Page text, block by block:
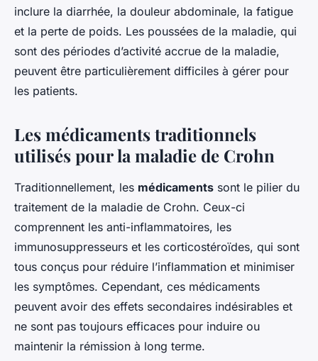
inclure la diarrhée, la douleur abdominale, la fatigue
et la perte de poids. Les poussées de la maladie, qui
sont des périodes d’activité accrue de la maladie,
peuvent être particulièrement difficiles à gérer pour
les patients.
Les médicaments traditionnels
utilisés pour la maladie de Crohn
Traditionnellement, les médicaments sont le pilier du
traitement de la maladie de Crohn. Ceux-ci
comprennent les anti-inflammatoires, les
immunosuppresseurs et les corticostéroïdes, qui sont
tous conçus pour réduire l’inflammation et minimiser
les symptômes. Cependant, ces médicaments
peuvent avoir des effets secondaires indésirables et
ne sont pas toujours efficaces pour induire ou
maintenir la rémission à long terme.